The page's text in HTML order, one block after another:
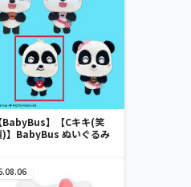
【BabyBus】【Cキキ(笑
)】BabyBus ぬいぐるみ